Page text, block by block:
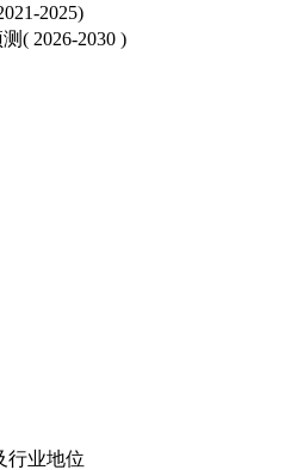
2025)
2026-2030 )
业地位